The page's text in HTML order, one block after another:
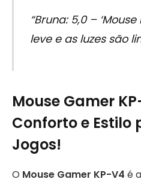
“Bruna: 5,0 –
leve e as luzes são
Mouse Gamer
Conforto e Estilo
Jogos!
O Mouse Gamer KP-V4 é